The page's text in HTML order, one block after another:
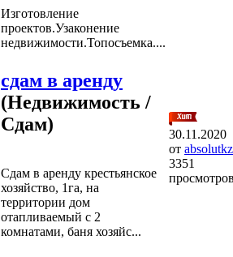
Изготовление
проектов.Узаконение
недвижимости.Топосъемка....
сдам в аренду
(Недвижимость /
Сдам)
Сдам в аренду крестьянское
хозяйство, 1га, на
территории дом
отапливаемый с 2
комнатами, баня хозяйс...
30.11.2020
от absolutkz
3351